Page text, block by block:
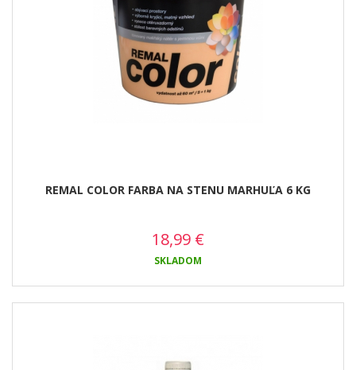
REMAL COLOR FARBA NA STENU MARHUĽA 6 KG
18,99 €
SKLADOM